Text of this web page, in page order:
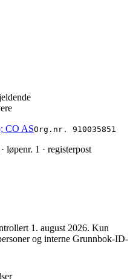
CO ASOrg.nr. 910035851
· løpenr. 1 · registerpost
1. august 2026. Kun
og interne Grunnbok-ID-